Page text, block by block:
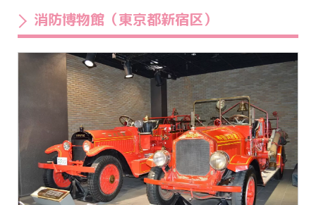
消防博物館（東京都新宿区）